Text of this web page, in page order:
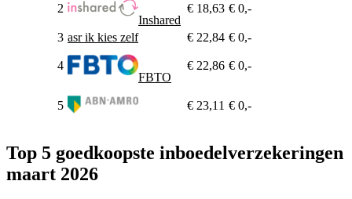
2
Inshared
€ 18,63 € 0,-
3 asr ik kies zelf € 22,84 € 0,-
4
FBTO
€ 22,86 € 0,-
5 € 23,11 € 0,-
Top 5 goedkoopste inboedelverzekeringen
maart 2026